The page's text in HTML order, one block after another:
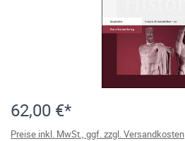
62,00 €*
Preise inkl. MwSt., ggf. zzgl. Versandkosten